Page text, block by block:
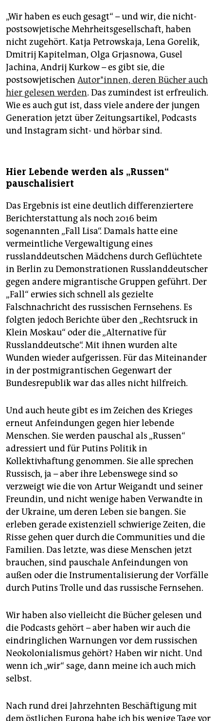
„Wir haben es euch gesagt“ – und wir, die nicht-
postsowjetische Mehrheitsgesellschaft, haben
nicht zugehört. Katja Petrowskaja, Lena Gorelik,
Dmitrij Kapitelman, Olga Grjasnowa, Gusel
Jachina, Andrij Kurkow – es gibt sie, die
postsowjetischen Autor*innen, deren Bücher auch
hier gelesen werden. Das zumindest ist erfreulich.
Wie es auch gut ist, dass viele andere der jungen
Generation jetzt über Zeitungsartikel, Pod­casts
und Instagram sicht- und hörbar sind.
Hier Lebende werden als „Russen“
pauschalisiert
Das Ergebnis ist eine deutlich differenziertere
Berichterstattung als noch 2016 beim
sogenannten „Fall Lisa“. Damals hatte eine
vermeintliche Vergewaltigung eines
russlanddeutschen Mädchens durch Geflüchtete
in Berlin zu Demonstrationen Russlanddeutscher
gegen andere migrantische Gruppen geführt. Der
„Fall“ erwies sich schnell als gezielte
Falschnachricht des russischen Fernsehens. Es
folgten jedoch Berichte über den „Rechtsruck in
Klein Moskau“ oder die „Alternative für
Russlanddeutsche“. Mit ihnen wurden alte
Wunden wieder aufgerissen. Für das Miteinander
in der postmigrantischen Gegenwart der
Bundesrepublik war das alles nicht hilfreich.
Und auch heute gibt es im Zeichen des Krieges
erneut Anfeindungen gegen hier lebende
Menschen. Sie werden pauschal als „Russen“
adressiert und für Putins Politik in
Kollektivhaftung genommen. Sie alle sprechen
Russisch, ja – aber ihre Lebenswege sind so
verzweigt wie die von Artur Weigandt und seiner
Freundin, und nicht wenige haben Verwandte in
der Ukraine, um deren Leben sie bangen. Sie
erleben gerade existenziell schwierige Zeiten, die
Risse gehen quer durch die Communities und die
Familien. Das letzte, was diese Menschen jetzt
brauchen, sind pauschale Anfeindungen von
außen oder die Instrumentalisierung der Vorfälle
durch Putins Trolle und das russische Fernsehen.
Wir haben also vielleicht die Bücher gelesen und
die Podcasts gehört – aber haben wir auch die
eindringlichen Warnungen vor dem russischen
Neokolonialismus gehört? Haben wir nicht. Und
wenn ich „wir“ sage, dann meine ich auch mich
selbst.
Nach rund drei Jahrzehnten Beschäftigung mit
dem östlichen Europa habe ich bis wenige Tage vor